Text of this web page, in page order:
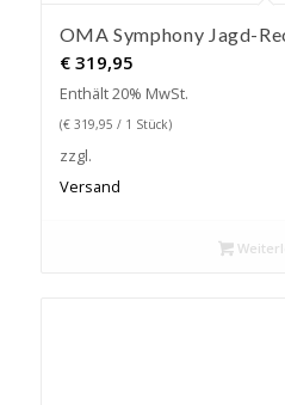
OMA Symphony Jagd-
€319,95
Enthält 20% MwSt.
(€319,95 / 1 Stück)
zzgl.
Versand